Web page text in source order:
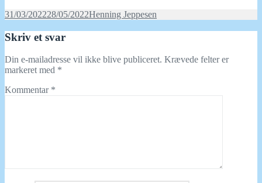
Udgivet
31/03/202228/05/2022Forfatter
Henning Jeppesen
Skriv et svar
Din e-mailadresse vil ikke blive publiceret. Krævede felter er
markeret med *
Kommentar *